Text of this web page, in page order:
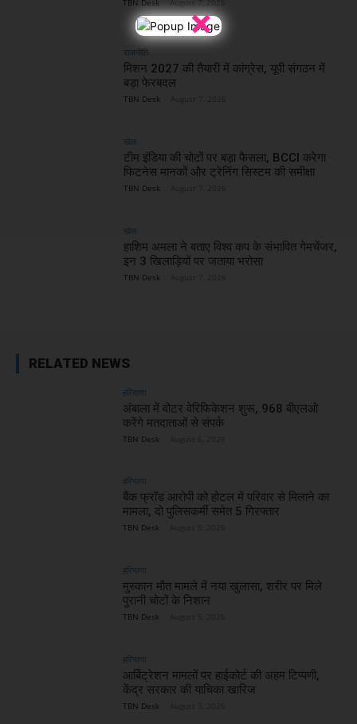
×
राजनीति
मिशन 2027 की तैयारी में कांग्रेस, यूपी संगठन में
बड़ा फेरबदल
TBN Desk
खेल
टीम इंडिया की चोटों पर बड़ा फैसला, BCCI करेगा
फिटनेस मानकों और ट्रेनिंग सिस्टम की समीक्षा
TBN Desk
खेल
हाशिम अमला ने बताए विश्व कप के संभावित गेमचेंजर,
इन 3 खिलाड़ियों पर जताया भरोसा
TBN Desk
RELATED NEWS
हरियाणा
अंबाला में वोटर वेरिफिकेशन शुरू, 968 बीएलओ
करेंगे मतदाताओं से संपर्क
TBN Desk
हरियाणा
बैंक फ्रॉड आरोपी को होटल में परिवार से मिलाने का
मामला, दो पुलिसकर्मी समेत 5 गिरफ्तार
TBN Desk
हरियाणा
मुस्कान मौत मामले में नया खुलासा, शरीर पर मिले
पुरानी चोटों के निशान
TBN Desk
हरियाणा
आर्बिट्रेशन मामलों पर हाईकोर्ट की अहम टिप्पणी,
केंद्र सरकार की याचिका खारिज
TBN Desk